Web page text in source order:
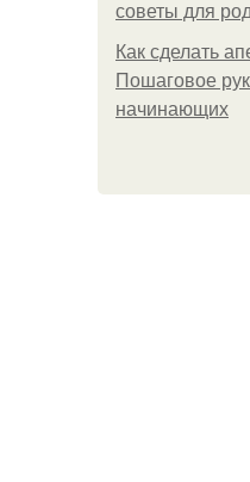
советы для
Как сделать
Пошаговое
начинающих